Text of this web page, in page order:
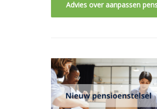
Advies over aanpassen